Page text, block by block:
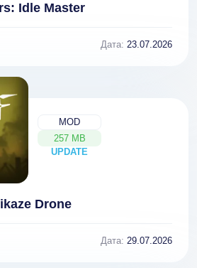
Idle Master
Дата: 23.07.2026
MOD
257 MB
UPDATE
NEW
Drone
Дата: 29.07.2026